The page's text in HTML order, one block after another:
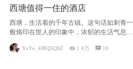
西塘值得一住的酒店
西塘，生活着的千年古镇。这句话如刺青一
般烙印在世人的印象中，浓郁的生活气息，
小桥流水
YoYo_4J8Q5Q9Z  1.4万  18